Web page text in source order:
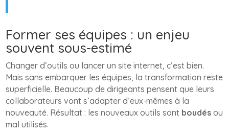
Former ses équipes : un enjeu
souvent sous-estimé
Changer d’outils ou lancer un site internet, c’est bien.
Mais sans embarquer les équipes, la transformation reste
superficielle. Beaucoup de dirigeants pensent que leurs
collaborateurs vont s’adapter d’eux-mêmes à la
nouveauté. Résultat : les nouveaux outils sont boudés ou
mal utilisés.